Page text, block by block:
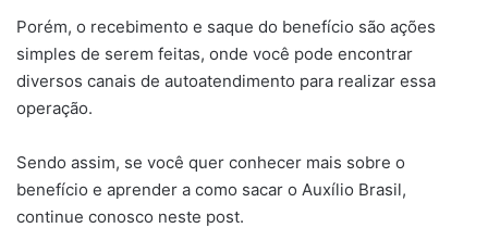
Porém, o recebimento e saque do benefício são ações
simples de serem feitas, onde você pode encontrar
diversos canais de autoatendimento para realizar essa
operação.
Sendo assim, se você quer conhecer mais sobre o
benefício e aprender a como sacar o Auxílio Brasil,
continue conosco neste post.